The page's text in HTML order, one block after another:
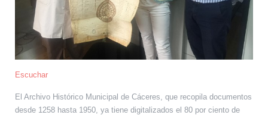
Escuchar
El Archivo Histórico Municipal de Cáceres, que recopila documentos
desde 1258 hasta 1950, ya tiene digitalizados el 80 por ciento de